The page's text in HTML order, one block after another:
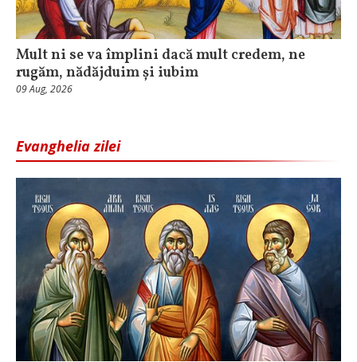
Mult ni se va împlini dacă mult credem, ne
rugăm, nădăjduim și iubim
09 Aug, 2026
Evanghelia zilei